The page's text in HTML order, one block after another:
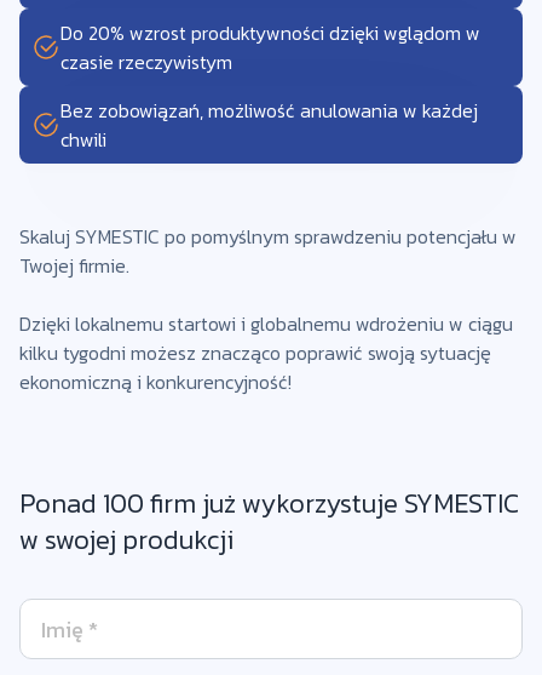
Do 20% wzrost produktywności dzięki wglądom w
czasie rzeczywistym
Bez zobowiązań, możliwość anulowania w każdej
chwili
Skaluj SYMESTIC po pomyślnym sprawdzeniu potencjału w
Twojej firmie.
Dzięki lokalnemu startowi i globalnemu wdrożeniu w ciągu
kilku tygodni możesz znacząco poprawić swoją sytuację
ekonomiczną i konkurencyjność!
Ponad 100 firm już wykorzystuje SYMESTIC
w swojej produkcji